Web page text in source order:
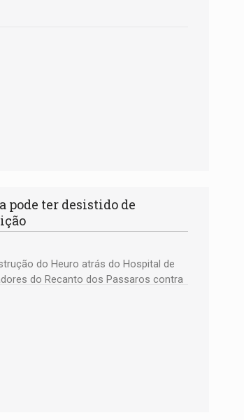
pode ter desistido de
do Heuro atrás do Hospital de
do Recanto dos Passaros contra